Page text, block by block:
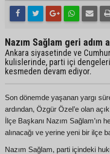
Nazım Sağlam geri adım
Ankara siyasetinde ve
kulislerinde, parti içi
kesmeden devam ediyor.
Son dönemde yaşanan yargı
ardından, Özgür Özel’e olan
İlçe Başkanı Nazım Sağlam’ın
alınacağı ve yerine yeni bir ilçe
Nazım Sağlam, parti içindeki